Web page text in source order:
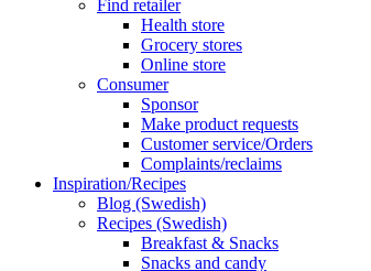
Find retailer
Health store
Grocery stores
Online store
Consumer
Sponsor
Make product requests
Customer service/Orders
Complaints/reclaims
Inspiration/Recipes
Blog (Swedish)
Recipes (Swedish)
Breakfast & Snacks
Snacks and candy